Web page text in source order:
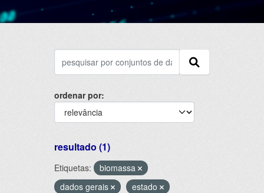
ordenar por
resultado (1)
Etiquetas:
biomassa
dados gerais
estado